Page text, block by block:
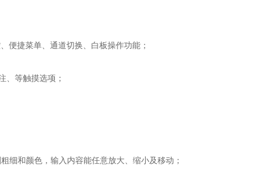
便捷菜单、通道切换、白板操作功能；
、等触摸选项；
细和颜色，输入内容能任意放大、缩小及移动；